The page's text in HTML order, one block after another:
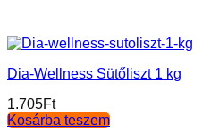
Dia-Wellness Sütőliszt 1 kg
1.705Ft
Kosárba teszem